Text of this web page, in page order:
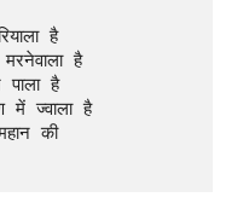
है
है
पाला है
में ज्वाला है
की